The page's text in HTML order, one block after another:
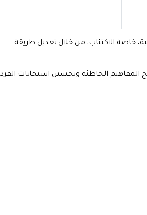
خاصة الاكتئاب، من خلال تعديل طريقة
الخاطئة وتحسين استجابات الفرد